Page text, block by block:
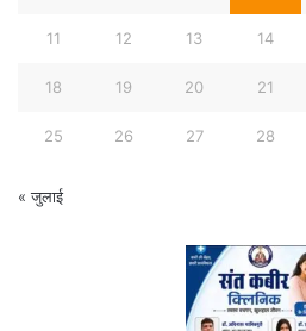
11 12 13 14
18 19 20 21
25 26 27 28
« जुलाई